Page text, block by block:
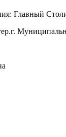
Главный